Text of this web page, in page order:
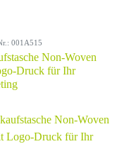
001A515
Non-Woven
Druck für Ihr